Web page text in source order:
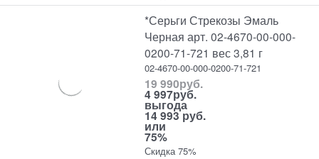
*Серьги Стрекозы Эмаль
Черная арт. 02-4670-00-000-
0200-71-721 вес 3,81 г
02-4670-00-000-0200-71-721
19 990руб.
4 997руб.
выгода
14 993 руб.
или
75%
Скидка 75%